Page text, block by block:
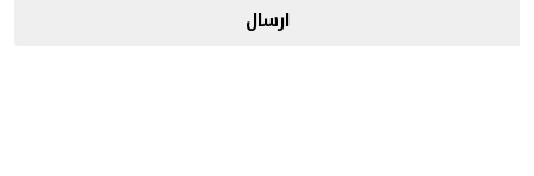
ارسال